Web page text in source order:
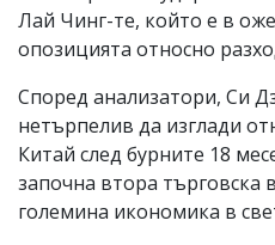
Лай Чинг-те, който е в
опозицията относно
Според анализатори, Си
нетърпелив да изглади
Китай след бурните 18
започна втора търговска
големина икономика в